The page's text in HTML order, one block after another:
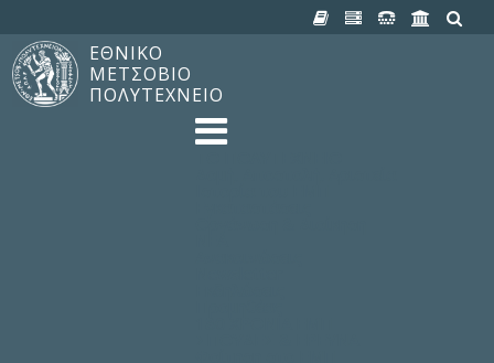
ΕΘΝΙΚΟ
ΜΕΤΣΟΒΙΟ
ΠΟΛΥΤΕΧΝΕΙΟ